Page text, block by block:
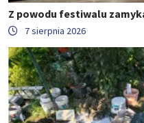
Z powodu festiwalu
7 sierpnia 2026